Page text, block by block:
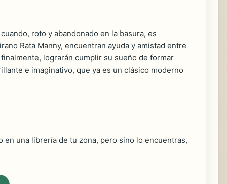
roto y abandonado en la basura, es
Rata Manny, encuentran ayuda y amistad entre
lograrán cumplir su sueño de formar
e imaginativo, que ya es un clásico moderno
una librería de tu zona, pero sino lo encuentras,